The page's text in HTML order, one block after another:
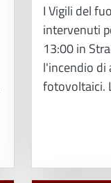
I Vigili del
intervenuti
13:00 in
l'incendio di
fotovoltaici.